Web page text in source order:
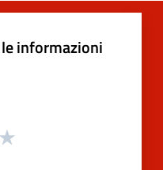
informazioni